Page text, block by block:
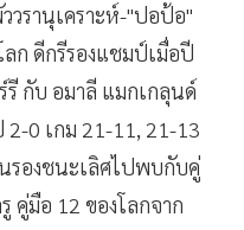
วรานุเคราะห์-"ปอป้อ"
ก ดีกรีรองแชมป์เมื่อปี
รี กับ อมาลี แมกเกลุนด์
2-0 เกม 21-11, 21-13
รองชนะเลิศไปพบกับคู่
คู่มือ 12 ของโลกจาก